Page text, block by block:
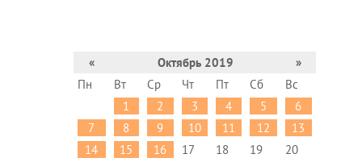
« Октябрь 2019
»
Пн
Вт Ср Чт Пт Сб
Вс
1
2 3 4 5
6
7
8 9 10 11 12
13
14
15 16 17 18 19
20